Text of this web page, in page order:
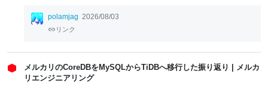
polamjag 2026/08/03
リンク
メルカリのCoreDBをMySQLからTiDBへ移行した振り返り | メルカ
リエンジニアリング